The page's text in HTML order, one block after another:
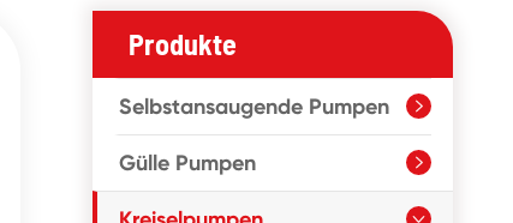
Produkte
Selbstansaugende Pumpen 
Gülle Pumpen 
